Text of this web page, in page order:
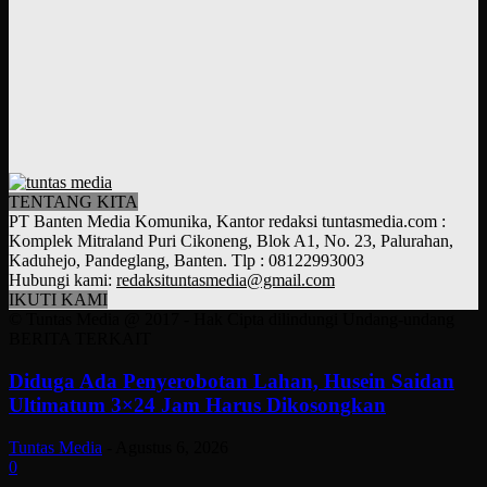
TENTANG KITA
PT Banten Media Komunika, Kantor redaksi tuntasmedia.com :
Komplek Mitraland Puri Cikoneng, Blok A1, No. 23, Palurahan,
Kaduhejo, Pandeglang, Banten. Tlp : 08122993003
Hubungi kami: redaksituntasmedia@gmail.com
IKUTI KAMI
Diduga Ada Penyerobotan Lahan, Husein Saidan
Ultimatum 3×24 Jam Harus Dikosongkan
Tuntas Media
0